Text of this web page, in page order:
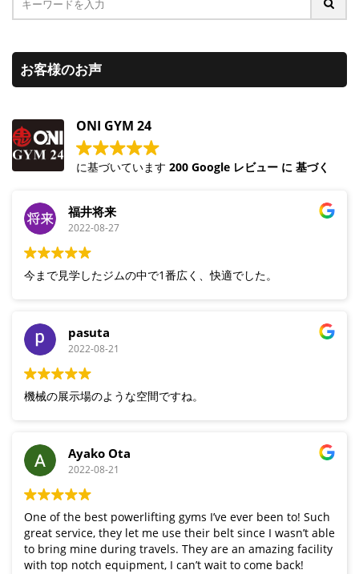
お客様のお声
ONI GYM 24
に基づいています 200 Google レビュー に 基づく
福井将来
2022-08-27
今まで見学したジムの中で1番広く、快適でした。
pasuta
2022-08-21
機械の展示場のような空間ですね。
Ayako Ota
2022-08-21
One of the best powerlifting gyms I’ve ever been to! Such
great service, they let me use their belt since I wasn’t able
to bring mine during travels. They are an amazing facility
with top notch equipment, I can’t wait to come back!